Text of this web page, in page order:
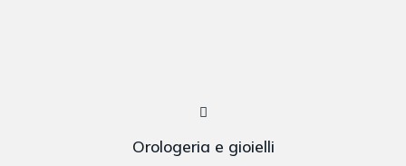
Orologeria e gioielli